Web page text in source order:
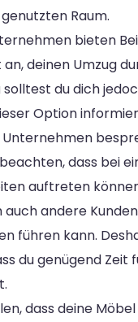
Raum.
bieten
deinen Umzug
du dich
Option
dass bei
auftreten
auch andere
führen kann.
du genügend Zeit
dass deine